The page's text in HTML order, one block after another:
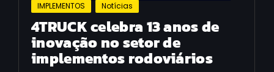
IMPLEMENTOS
Notícias
4TRUCK celebra 13 anos de
inovação no setor de
implementos rodoviários​